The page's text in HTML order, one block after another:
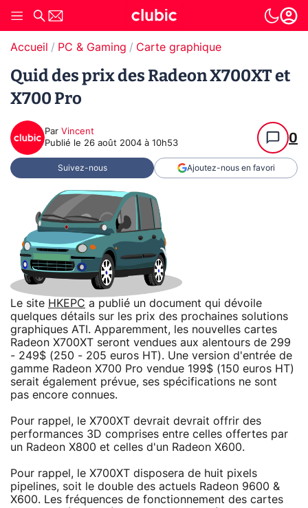
Accueil PC & Gaming Carte graphique
Quid des prix des Radeon X700XT et
X700 Pro
Par Vincent
Publié le 26 août 2004 à 10h53 0
Suivez-nous Ajoutez-nous en favori
Le site HKEPC a publié un document qui dévoile
quelques détails sur les prix des prochaines solutions
graphiques ATI. Apparemment, les nouvelles cartes
Radeon X700XT seront vendues aux alentours de 299
- 249$ (250 - 205 euros HT). Une version d'entrée de
gamme Radeon X700 Pro vendue 199$ (150 euros HT)
serait également prévue, ses spécifications ne sont
pas encore connues.
Pour rappel, le X700XT devrait devrait offrir des
performances 3D comprises entre celles offertes par
un Radeon X800 et celles d'un Radeon X600.
Pour rappel, le X700XT disposera de huit pixels
pipelines, soit le double des actuels Radeon 9600 &
X600. Les fréquences de fonctionnement des cartes